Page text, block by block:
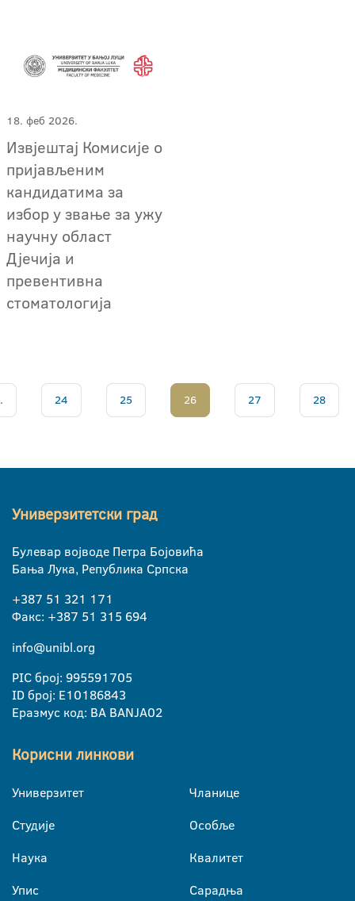
18. феб 2026.
Извјештај Комисије о
пријављеним
кандидатима за
избор у звање за ужу
научну област
Дјечија и
превентивна
стоматологија
24 25 26 27 28
Универзитетски град
Булевар војводе Петра Бојовића
Бања Лука, Република Српска
+387 51 321 171
Факс: +387 51 315 694
info@unibl.org
PIC број: 995591705
ID број: E10186843
Еразмус код: BA BANJA02
Корисни линкови
Универзитет
Студије
Наука
Упис
Чланице
Особље
Квалитет
Сарадња